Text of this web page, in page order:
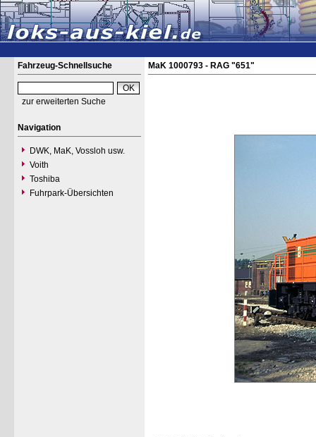
Fahrzeug-Schnellsuche
zur erweiterten Suche
Navigation
DWK, MaK, Vossloh usw.
Voith
Toshiba
Fuhrpark-Übersichten
MaK 1000793 - RAG "651"